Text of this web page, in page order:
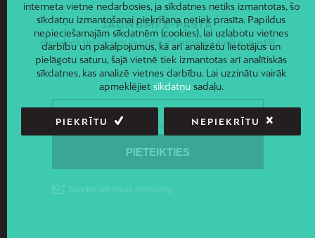
JAUNUMI E-PASTĀ
Piesakies un saņem jaunāko informāciju savā e-pastā!
interneta vietne nedarbosies, ja sīkdatnes netiks izmantotas, šo
sīkdatņu izmantošanai piekrišana netiek prasīta. Papildus
nepieciešamajām sīkdatnēm (cookies), lai uzlabotu vietnes
darbību un pakalpojumus, kā arī analizētu lietotājus un
pielāgotu saturu, šajā vietnē tiek izmantotas arī analītiskās
sīkdatnes, kas analizē vietnes darbību. Lai uzzinātu vairāk
apmeklējiet sīkdatņusadaļu.
PIEKRĪTU NEPIEKRĪTU